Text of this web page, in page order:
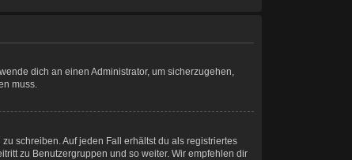
dich an einen Administrator, um sicherzugehen,
muss.
schreiben. Auf jeden Fall erhältst du als registriertes
zu Benutzergruppen und so weiter. Wir empfehlen dir